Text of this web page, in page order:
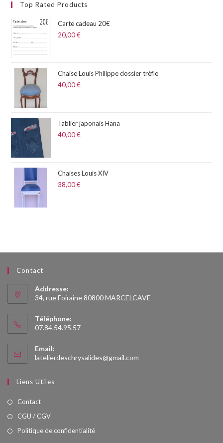
Top Rated Products
Carte cadeau 20€
20,00€
Chaise Louis Philippe dossier trèfle
40,00€
Tablier japonais Hana
40,00€
Chaises Louis XIV
38,00€
Contact
Addresse:
34, rue Foiraine 80800 MARCELCAVE
Téléphone:
07.84.54.95.57
Email:
latelierdeschrysalides@gmail.com
Liens Utiles
Contact
CGU / CGV
Politique de confidentialité